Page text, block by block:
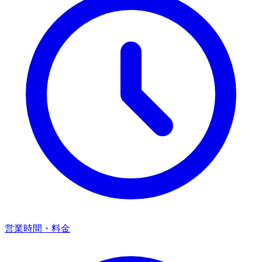
営業時間・料金